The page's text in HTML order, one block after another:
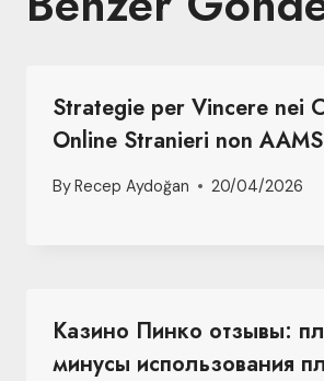
Strategie per Vincere nei
Online Stranieri non AAMS
ByRecep Aydoğan 20/04/2026
Казино Пинко отзывы:
минусы использования